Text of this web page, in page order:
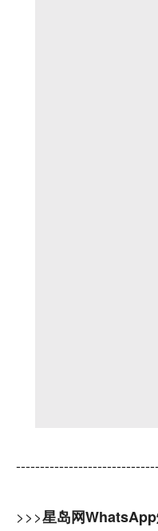
>>>星岛网